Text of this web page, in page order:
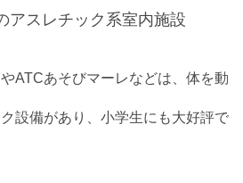
アスレチック系室内施設
ATCあそびマーレなどは、体を動
設備があり、小学生にも大好評で